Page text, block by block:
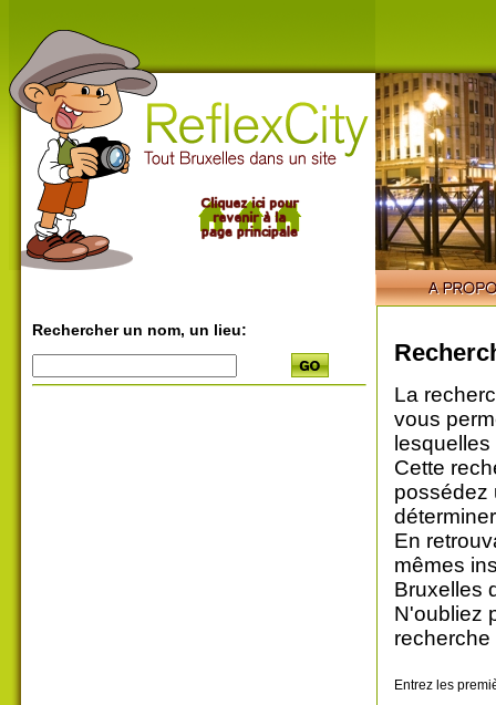
Rechercher un nom, un lieu:
La
vous
Cette
possédez
En
mêmes
Bruxelles
N'oubliez
recherche
Entrez les